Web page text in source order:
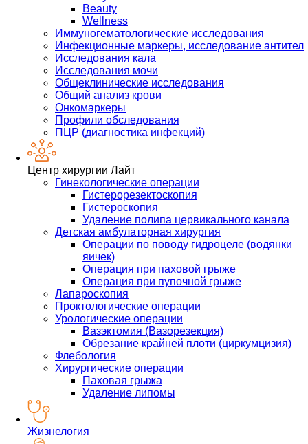
Beauty
Wellness
Иммуногематологические исследования
Инфекционные маркеры, исследование антител
Исследования кала
Исследования мочи
Общеклинические исследования
Общий анализ крови
Онкомаркеры
Профили обследования
ПЦР (диагностика инфекций)
Центр хирургии Лайт
Гинекологические операции
Гистерорезектоскопия
Гистероскопия
Удаление полипа цервикального канала
Детская амбулаторная хирургия
Операции по поводу гидроцеле (водянки
яичек)
Операция при паховой грыже
Операция при пупочной грыже
Лапароскопия
Проктологические операции
Урологические операции
Вазэктомия (Вазорезекция)
Обрезание крайней плоти (циркумцизия)
Флебология
Хирургические операции
Паховая грыжа
Удаление липомы
Жизнелогия